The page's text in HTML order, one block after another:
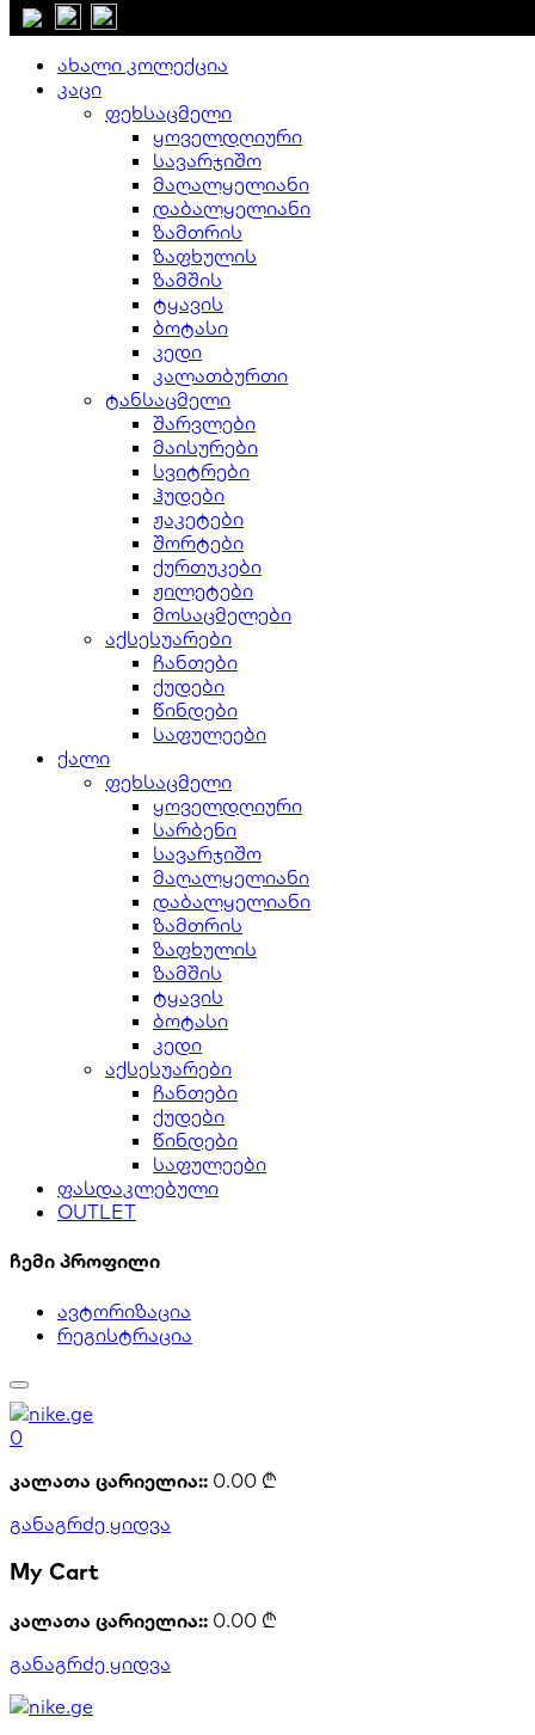
დახურვა
ახალი კოლექცია
კაცი
ფეხსაცმელი
ყოველდღიური
სავარჯიშო
მაღალყელიანი
დაბალყელიანი
ზამთრის
ზაფხულის
ზამშის
ტყავის
ბოტასი
კედი
კალათბურთი
ტანსაცმელი
შარვლები
მაისურები
სვიტრები
ჰუდები
ჟაკეტები
შორტები
ქურთუკები
ჟილეტები
მოსაცმელები
აქსესუარები
ჩანთები
ქუდები
წინდები
საფულეები
ქალი
ფეხსაცმელი
ყოველდღიური
სარბენი
სავარჯიშო
მაღალყელიანი
დაბალყელიანი
ზამთრის
ზაფხულის
ზამშის
ტყავის
ბოტასი
კედი
აქსესუარები
ჩანთები
ქუდები
წინდები
საფულეები
ფასდაკლებული
OUTLET
ჩემი პროფილი
ავტორიზაცია
რეგისტრაცია
0
კალათა ცარიელია:: 0.00 ₾
განაგრძე ყიდვა
My Cart
კალათა ცარიელია:: 0.00 ₾
განაგრძე ყიდვა